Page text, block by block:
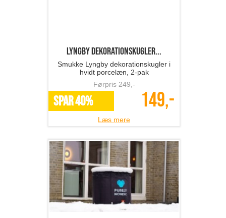
Isbad til forbedret sundhed og øgede
SPAR 61% 549,-
Læs mere